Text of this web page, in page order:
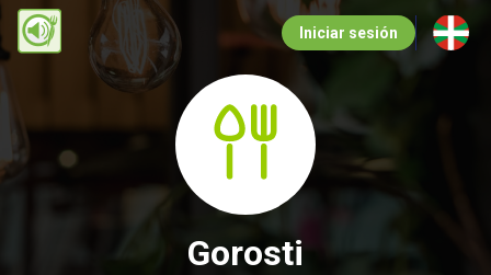
Pasar
al
contenido
Iniciar sesión
Gorosti